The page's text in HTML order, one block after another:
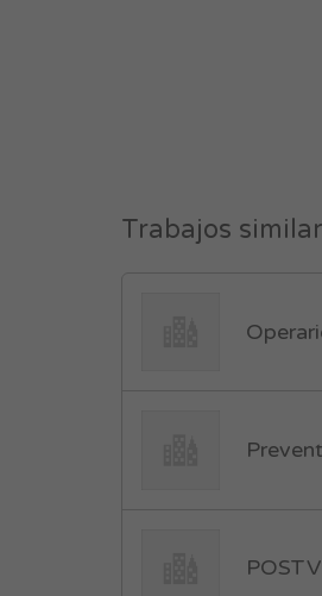
Trabajos